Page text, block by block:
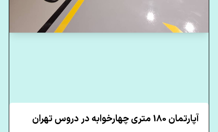
آپارتمان 180 متری چهارخوابه در دروس تهران